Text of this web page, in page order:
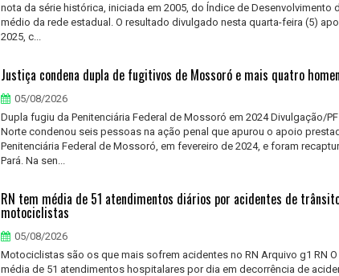
nota da série histórica, iniciada em 2005, do Índice de Desenvolvimento
médio da rede estadual. O resultado divulgado nesta quarta-feira (5)
2025, c...
Justiça condena dupla de fugitivos de Mossoró e mais quatro
05/08/2026
Dupla fugiu da Penitenciária Federal de Mossoró em 2024 Divulgação/
Norte condenou seis pessoas na ação penal que apurou o apoio
Penitenciária Federal de Mossoró, em fevereiro de 2024, e foram
Pará. Na sen...
RN tem média de 51 atendimentos diários por acidentes de
motociclistas
05/08/2026
Motociclistas são os que mais sofrem acidentes no RN Arquivo g1 RN
média de 51 atendimentos hospitalares por dia em decorrência de